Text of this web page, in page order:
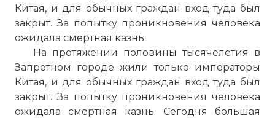
Китая, и для обычных граждан вход туда был
закрыт. За попытку проникновения человека
ожидала смертная казнь.
На протяжении половины тысячелетия в
Запретном городе жили только императоры
Китая, и для обычных граждан вход туда был
закрыт. За попытку проникновения человека
ожидала смертная казнь. Сегодня большая